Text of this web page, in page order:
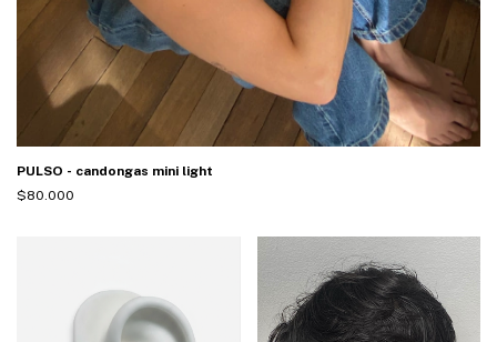
PULSO - candongas mini light
$80.000